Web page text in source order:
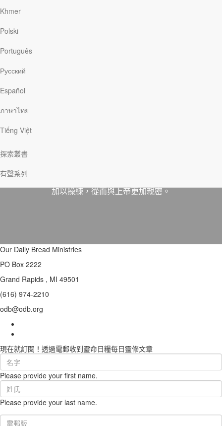
Khmer
Polski
Português
Русский
Español
ภาษาไทย
Tiếng Việt
探索叢書
有聲系列
禱告是我們與天父的親密連結。但有時候，我們會過度
在意「正確的」詞句和方式。讓聖經來闡明，耶穌教導
就會更深地理解耶穌關於禱告的教導，並在禱告生活中
加以操練，從而與上帝更加親密。
Our Daily Bread Ministries
PO Box 2222
Grand Rapids , MI 49501
(616) 974-2210
odb@odb.org
現在就訂閱！透過電郵收到靈命日糧每日靈修文章
First
Name
(required)
Please provide your first name.
Last
Name
(required)
Please provide your last name.
Email